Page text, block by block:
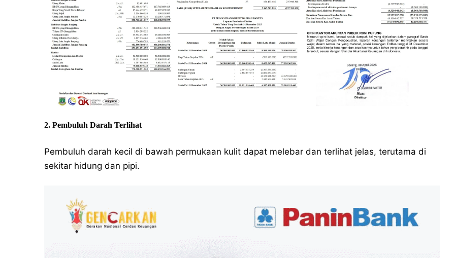
2. Pembuluh Darah Terlihat
Pembuluh darah kecil di bawah permukaan kulit dapat melebar dan terlihat jelas, terutama di
sekitar hidung dan pipi.